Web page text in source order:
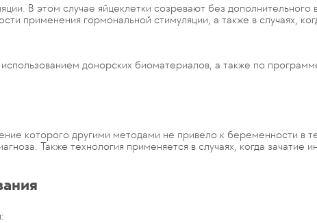
В этом случае яйцеклетки созревают без дополнительного
применения гормональной стимуляции, а также в случаях,
донорских биоматериалов, а также по
которого другими методами не привело к беременности в
Также технология применяется в случаях, когда зачатие